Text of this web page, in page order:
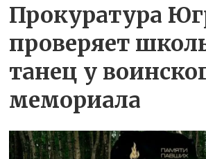
Прокуратура
проверяет
танец у
мемориала